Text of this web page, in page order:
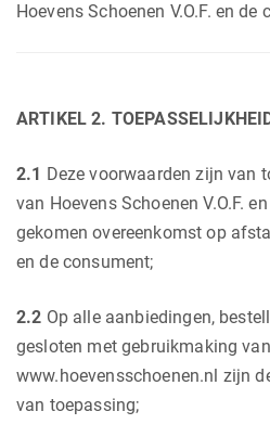
Hoevens Schoenen V.O.F. en de
ARTIKEL 2.
2.1 Deze voorwaarden zijn van
van Hoevens Schoenen V.O.F.
gekomen overeenkomst op
en de consument;
2.2 Op alle aanbiedingen,
gesloten met gebruikmaking
www.hoevensschoenen.nl zijn
van toepassing;